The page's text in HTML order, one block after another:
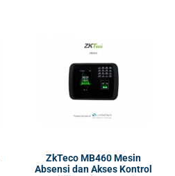
ZkTeco MB460 Mesin
Absensi dan Akses Kontrol